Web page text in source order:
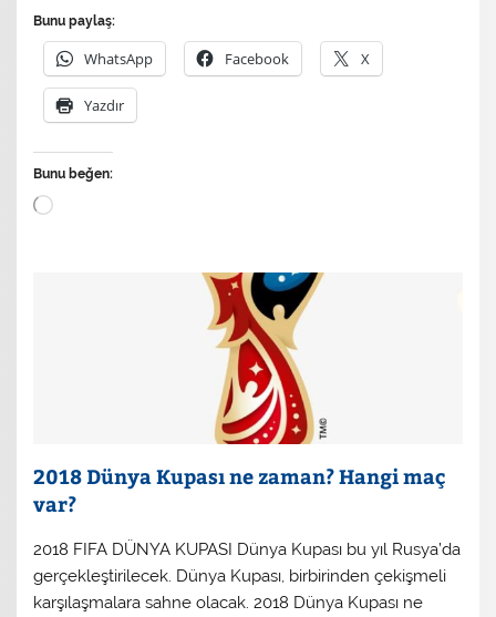
Bunu paylaş:
WhatsApp Facebook X
Yazdır
Bunu beğen:
Yükleniyor...
2018 Dünya Kupası ne zaman? Hangi maç
var?
2018 FIFA DÜNYA KUPASI Dünya Kupası bu yıl Rusya’da
gerçekleştirilecek. Dünya Kupası, birbirinden çekişmeli
karşılaşmalara sahne olacak. 2018 Dünya Kupası ne